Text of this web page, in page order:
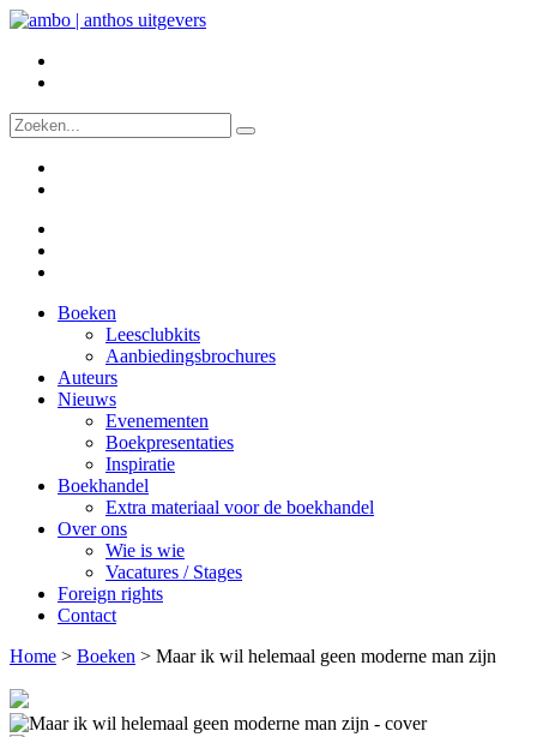
Boeken
Leesclubkits
Aanbiedingsbrochures
Auteurs
Nieuws
Evenementen
Boekpresentaties
Inspiratie
Boekhandel
Extra materiaal voor de boekhandel
Over ons
Wie is wie
Vacatures / Stages
Foreign rights
Contact
Home > Boeken > Maar ik wil helemaal geen moderne man zijn